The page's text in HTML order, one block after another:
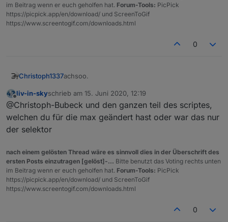
im Beitrag wenn er euch geholfen hat. Forum-Tools: PicPick
https://picpick.app/en/download/ und ScreenToGif
https://www.screentogif.com/downloads.html
0
Christoph1337achsoo.
Also für Offline nehme ich
state[state.id=maxcube.*.*.*.error]
und
state[state.id=maxcube.*.*.*.link_err
Wenn = true -> nicht errreichbar
wenn = false -> Problem vorhanden
Offline
liv-in-skyschrieb am 15. Juni 2020, 12:19
zuletzt editiert von
@Christoph-Bubeck und den ganzen teil des scriptes,
welchen du für die max geändert hast oder war das nur
der selektor
nach einem gelösten Thread wäre es sinnvoll dies in der Überschrift des
ersten Posts einzutragen [gelöst]-... Bitte benutzt das Voting rechts unten
im Beitrag wenn er euch geholfen hat. Forum-Tools: PicPick
https://picpick.app/en/download/ und ScreenToGif
https://www.screentogif.com/downloads.html
0